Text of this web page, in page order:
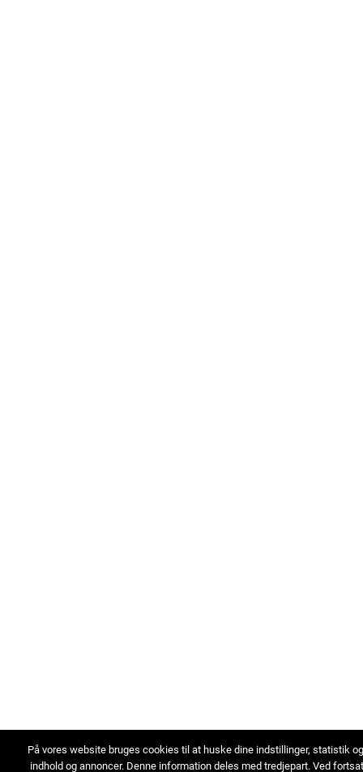
På vores website bruges cookies til at huske dine indstillinger, statistik
indhold og annoncer. Denne information deles med tredjepart. Ved